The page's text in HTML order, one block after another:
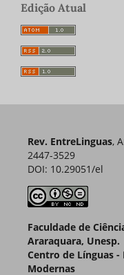
Edição Atual
Rev. EntreLinguas,
2447-3529
DOI: 10.29051/el
Faculdade de
Araraquara, Unesp.
Centro de Línguas
Modernas